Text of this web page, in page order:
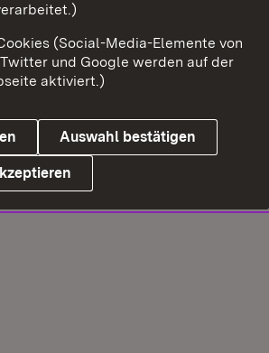
(Social-Media-Elemente von
und Google werden auf der
aktiviert.)
Auswahl bestätigen